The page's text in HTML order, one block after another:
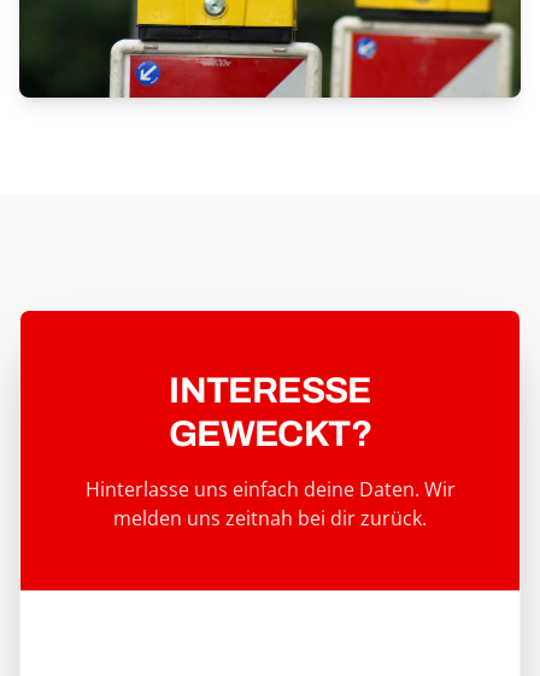
INTERESSE
GEWECKT?
Hinterlasse uns einfach deine Daten. Wir
melden uns zeitnah bei dir zurück.